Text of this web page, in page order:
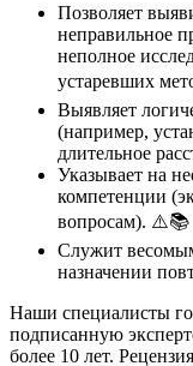
Позволяет
неправильное
неполное
устаревших
Выявляет
(например,
длительное
Указывает на
компетенции
вопросам). ⚠️📚
Служит
назначении
Наши специалисты
подписанную
более 10 лет.